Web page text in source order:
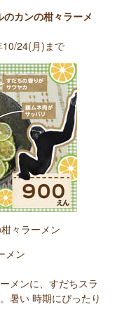
のカンの柑々ラーメ
24(月)まで
々ラーメン
メン
メンに、すだちスラ
暑い 時期にぴったり